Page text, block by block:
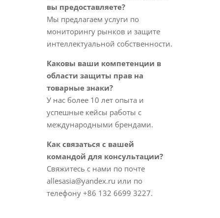
вы предоставляете?
Мы предлагаем услуги по
мониторингу рынков и защите
интеллектуальной собственности.
Каковы ваши компетенции в
области защиты прав на
товарные знаки?
У нас более 10 лет опыта и
успешные кейсы работы с
международными брендами.
Как связаться с вашей
командой для консультации?
Свяжитесь с нами по почте
allesasia@yandex.ru или по
телефону +86 132 6699 3227.